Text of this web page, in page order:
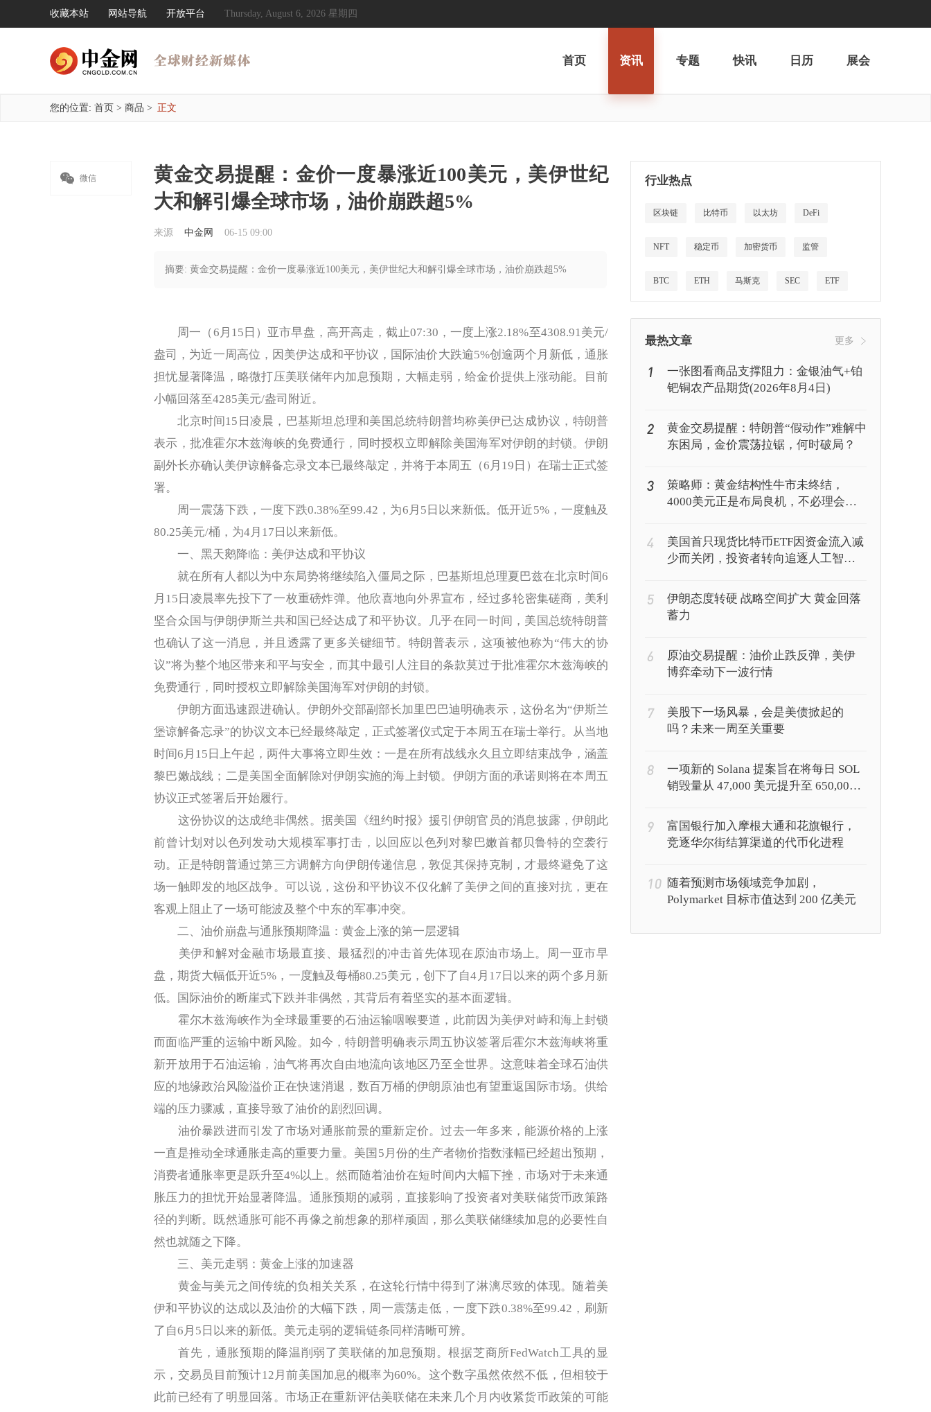
收藏本站 网站导航 开放平台 Thursday, August 6, 2026 星期四
首页 资讯 专题 快讯 日历 展会
您的位置: 首页 > 商品 > 正文
 微信
黄金交易提醒：金价一度暴涨近100美元，美伊世纪
大和解引爆全球市场，油价崩跌超5%
来源 中金网 06-15 09:00
摘要: 黄金交易提醒：金价一度暴涨近100美元，美伊世纪大和解引爆全球市场，油价崩跌超5%
周一（6月15日）亚市早盘，高开高走，截止07:30，一度上涨2.18%至4308.91美元/
盎司，为近一周高位，因美伊达成和平协议，国际油价大跌逾5%创逾两个月新低，通胀
担忧显著降温，略微打压美联储年内加息预期，大幅走弱，给金价提供上涨动能。目前
小幅回落至4285美元/盎司附近。
北京时间15日凌晨，巴基斯坦总理和美国总统特朗普均称美伊已达成协议，特朗普
表示，批准霍尔木兹海峡的免费通行，同时授权立即解除美国海军对伊朗的封锁。伊朗
副外长亦确认美伊谅解备忘录文本已最终敲定，并将于本周五（6月19日）在瑞士正式签
署。
周一震荡下跌，一度下跌0.38%至99.42，为6月5日以来新低。低开近5%，一度触及
80.25美元/桶，为4月17日以来新低。
一、黑天鹅降临：美伊达成和平协议
就在所有人都以为中东局势将继续陷入僵局之际，巴基斯坦总理夏巴兹在北京时间6
月15日凌晨率先投下了一枚重磅炸弹。他欣喜地向外界宣布，经过多轮密集磋商，美利
坚合众国与伊朗伊斯兰共和国已经达成了和平协议。几乎在同一时间，美国总统特朗普
也确认了这一消息，并且透露了更多关键细节。特朗普表示，这项被他称为“伟大的协
议”将为整个地区带来和平与安全，而其中最引人注目的条款莫过于批准霍尔木兹海峡的
免费通行，同时授权立即解除美国海军对伊朗的封锁。
伊朗方面迅速跟进确认。伊朗外交部副部长加里巴巴迪明确表示，这份名为“伊斯兰
堡谅解备忘录”的协议文本已经最终敲定，正式签署仪式定于本周五在瑞士举行。从当地
时间6月15日上午起，两件大事将立即生效：一是在所有战线永久且立即结束战争，涵盖
黎巴嫩战线；二是美国全面解除对伊朗实施的海上封锁。伊朗方面的承诺则将在本周五
协议正式签署后开始履行。
这份协议的达成绝非偶然。据美国《纽约时报》援引伊朗官员的消息披露，伊朗此
前曾计划对以色列发动大规模军事打击，以回应以色列对黎巴嫩首都贝鲁特的空袭行
动。正是特朗普通过第三方调解方向伊朗传递信息，敦促其保持克制，才最终避免了这
场一触即发的地区战争。可以说，这份和平协议不仅化解了美伊之间的直接对抗，更在
客观上阻止了一场可能波及整个中东的军事冲突。
二、油价崩盘与通胀预期降温：黄金上涨的第一层逻辑
美伊和解对金融市场最直接、最猛烈的冲击首先体现在原油市场上。周一亚市早
盘，期货大幅低开近5%，一度触及每桶80.25美元，创下了自4月17日以来的两个多月新
低。国际油价的断崖式下跌并非偶然，其背后有着坚实的基本面逻辑。
霍尔木兹海峡作为全球最重要的石油运输咽喉要道，此前因为美伊对峙和海上封锁
而面临严重的运输中断风险。如今，特朗普明确表示周五协议签署后霍尔木兹海峡将重
新开放用于石油运输，油气将再次自由地流向该地区乃至全世界。这意味着全球石油供
应的地缘政治风险溢价正在快速消退，数百万桶的伊朗原油也有望重返国际市场。供给
端的压力骤减，直接导致了油价的剧烈回调。
油价暴跌进而引发了市场对通胀前景的重新定价。过去一年多来，能源价格的上涨
一直是推动全球通胀走高的重要力量。美国5月份的生产者物价指数涨幅已经超出预期，
消费者通胀率更是跃升至4%以上。然而随着油价在短时间内大幅下挫，市场对于未来通
胀压力的担忧开始显著降温。通胀预期的减弱，直接影响了投资者对美联储货币政策路
径的判断。既然通胀可能不再像之前想象的那样顽固，那么美联储继续加息的必要性自
然也就随之下降。
三、美元走弱：黄金上涨的加速器
黄金与美元之间传统的负相关关系，在这轮行情中得到了淋漓尽致的体现。随着美
伊和平协议的达成以及油价的大幅下跌，周一震荡走低，一度下跌0.38%至99.42，刷新
了自6月5日以来的新低。美元走弱的逻辑链条同样清晰可辨。
首先，通胀预期的降温削弱了美联储的加息预期。根据芝商所FedWatch工具的显
示，交易员目前预计12月前美国加息的概率为60%。这个数字虽然依然不低，但相较于
此前已经有了明显回落。市场正在重新评估美联储在未来几个月内收紧货币政策的可能
行业热点
区块链 比特币 以太坊 DeFi
NFT 稳定币 加密货币 监管
BTC ETH 马斯克 SEC ETF
最热文章 更多
1
一张图看商品支撑阻力：金银油气+铂
钯铜农产品期货(2026年8月4日)
2
黄金交易提醒：特朗普“假动作”难解中
东困局，金价震荡拉锯，何时破局？
3
策略师：黄金结构性牛市未终结，
4000美元正是布局良机，不必理会美
4
美国首只现货比特币ETF因资金流入减
少而关闭，投资者转向追逐人工智能
5
伊朗态度转硬 战略空间扩大 黄金回落
蓄力
6
原油交易提醒：油价止跌反弹，美伊
博弈牵动下一波行情
7
美股下一场风暴，会是美债掀起的
吗？未来一周至关重要
8
一项新的 Solana 提案旨在将每日 SOL
销毁量从 47,000 美元提升至 650,000
9
富国银行加入摩根大通和花旗银行，
竞逐华尔街结算渠道的代币化进程
10 随着预测市场领域竞争加剧，
Polymarket 目标市值达到 200 亿美元